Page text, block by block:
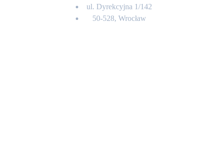
ul. Dyrekcyjna 1/142
50-528, Wrocław